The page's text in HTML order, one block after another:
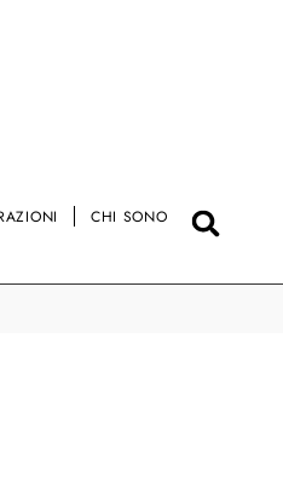
CHI SONO